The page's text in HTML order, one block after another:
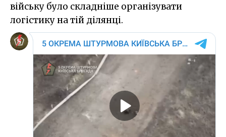
війську було складніше організувати
логістику на тій ділянці.